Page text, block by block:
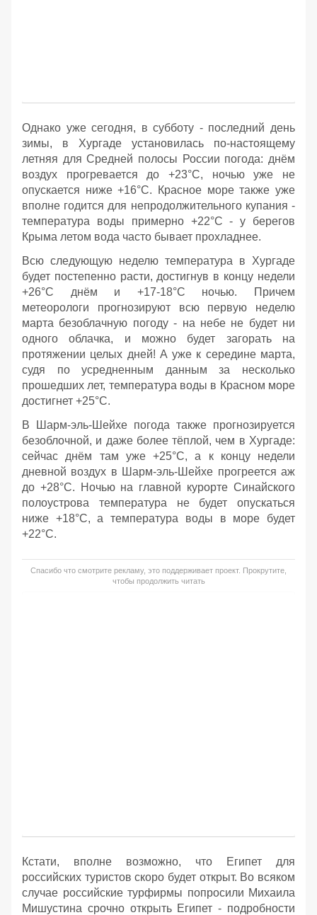
Однако уже сегодня, в субботу - последний день
зимы, в Хургаде установилась по-настоящему
летняя для Средней полосы России погода: днём
воздух прогревается до +23°C, ночью уже не
опускается ниже +16°C. Красное море также уже
вполне годится для непродолжительного купания -
температура воды примерно +22°C - у берегов
Крыма летом вода часто бывает прохладнее.
Всю следующую неделю температура в Хургаде
будет постепенно расти, достигнув в концу недели
+26°C днём и +17-18°C ночью. Причем
метеорологи прогнозируют всю первую неделю
марта безоблачную погоду - на небе не будет ни
одного облачка, и можно будет загорать на
протяжении целых дней! А уже к середине марта,
судя по усредненным данным за несколько
прошедших лет, температура воды в Красном море
достигнет +25°C.
В Шарм-эль-Шейхе погода также прогнозируется
безоблочной, и даже более тёплой, чем в Хургаде:
сейчас днём там уже +25°C, а к концу недели
дневной воздух в Шарм-эль-Шейхе прогреется аж
до +28°C. Ночью на главной курорте Синайского
полоустрова температура не будет опускаться
ниже +18°C, а температура воды в море будет
+22°C.
Спасибо что смотрите рекламу, это поддерживает проект. Прокрутите,
чтобы продолжить читать
Кстати, вполне возможно, что Египет для
российских туристов скоро будет открыт. Во всяком
случае российские турфирмы попросили Михаила
Мишустина срочно открыть Египет - подробности